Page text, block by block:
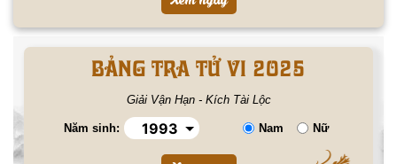
BẢNG TRA TỬ VI 2025
Giải Vận Hạn - Kích Tài Lộc
Năm sinh: Nam Nữ